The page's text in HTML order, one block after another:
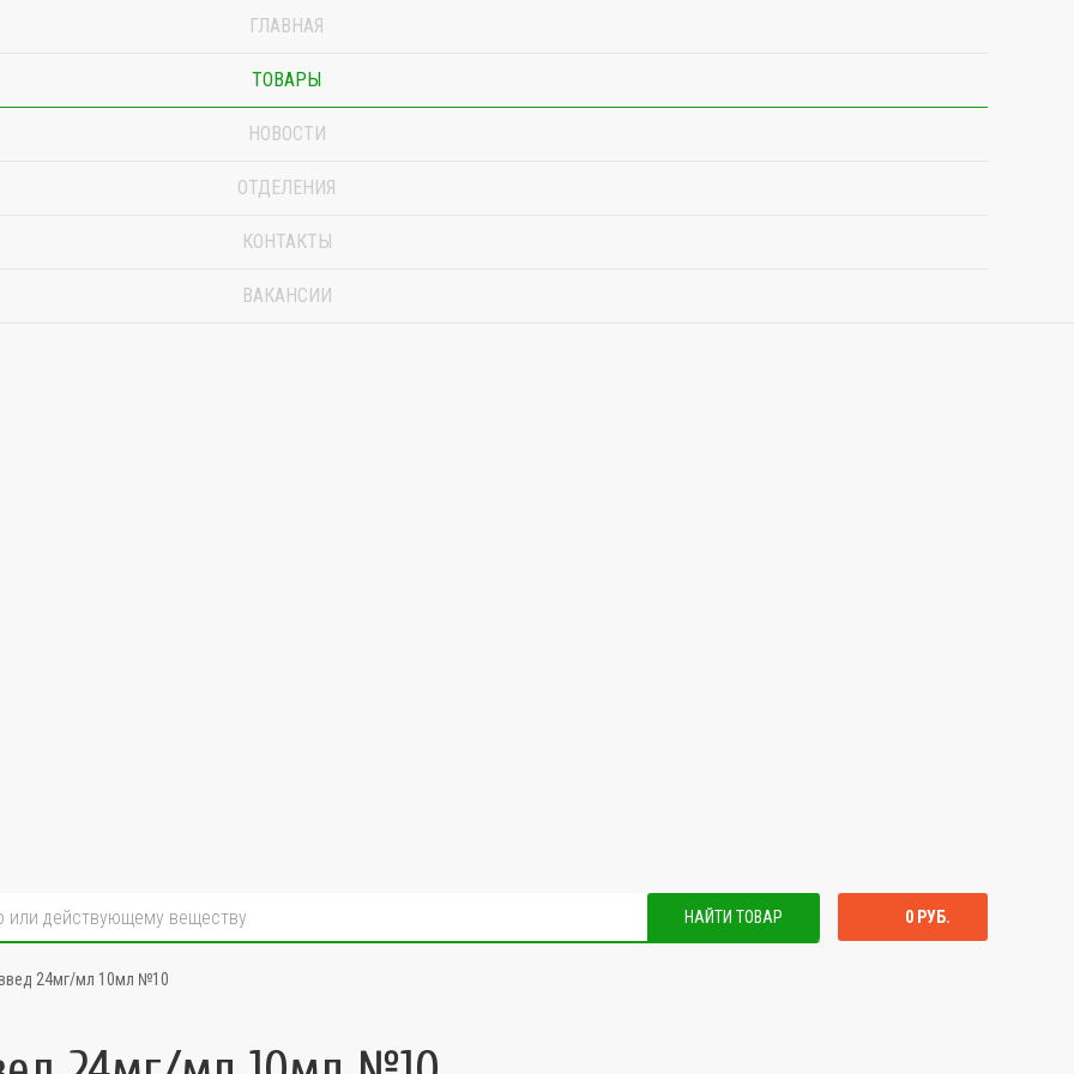
ГЛАВНАЯ
ТОВАРЫ
НОВОСТИ
ОТДЕЛЕНИЯ
КОНТАКТЫ
ВАКАНСИИ
НАЙТИ ТОВАР 0 РУБ.
24мг/мл 10мл №10